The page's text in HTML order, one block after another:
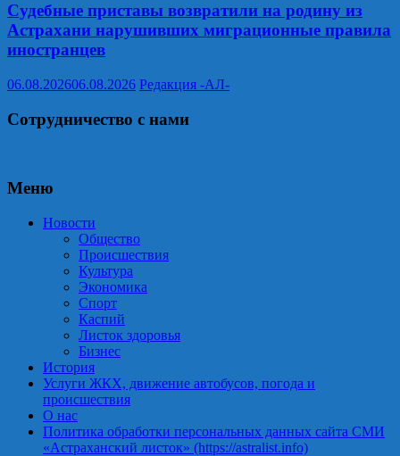
Судебные приставы возвратили на родину из
Астрахани нарушивших миграционные правила
иностранцев
06.08.202606.08.2026 Редакция -АЛ-
Сотрудничество с нами
Меню
Новости
Общество
Происшествия
Культура
Экономика
Спорт
Каспий
Листок здоровья
Бизнес
История
Услуги ЖКХ, движение автобусов, погода и
происшествия
О нас
Политика обработки персональных данных сайта СМИ
«Астраханский листок» (https://astralist.info)